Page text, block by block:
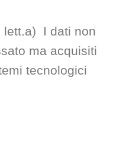
lett.a) I dati non
ma acquisiti
tecnologici